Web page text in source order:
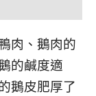
肉、鵝肉的
的鹹度適
鵝皮肥厚了